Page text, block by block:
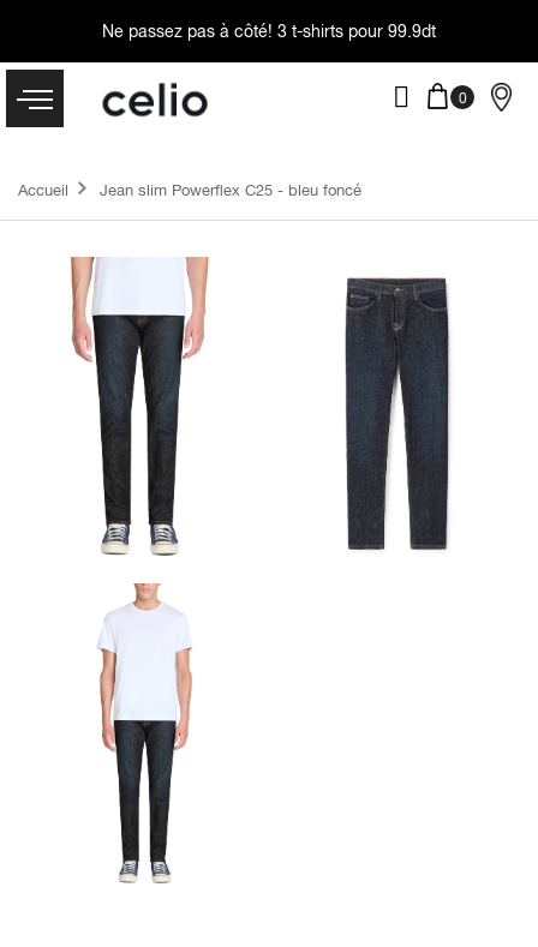
Ne passez pas à côté! 3 t-shirts pour 99.9dt
Accueil Jean slim Powerflex C25 - bleu foncé